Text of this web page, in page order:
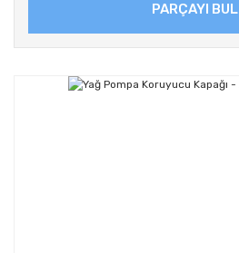
PARÇAYI BUL